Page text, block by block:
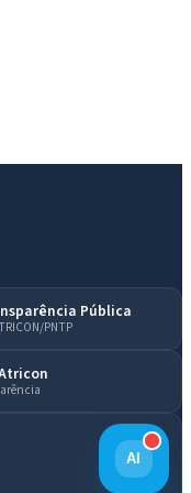
Pública
PNTP
AI